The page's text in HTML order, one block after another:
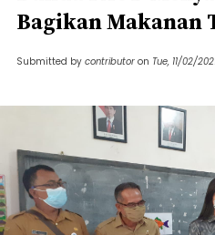
Bagikan Makanan
Submitted by contributor on Tue, 11/02/